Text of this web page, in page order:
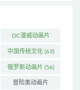
DC漫威动画片
(103)
中国传统文化(63)
俄罗斯动画片 (56)
冒险类动画片